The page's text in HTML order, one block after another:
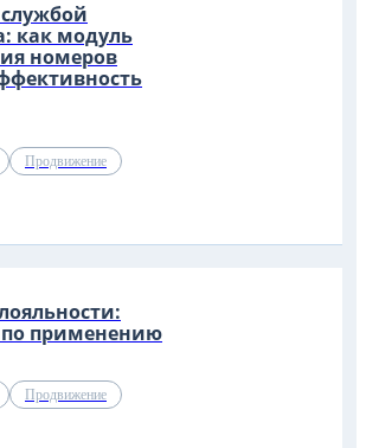
как модуль
номеров
Продвижение
по применению
Продвижение